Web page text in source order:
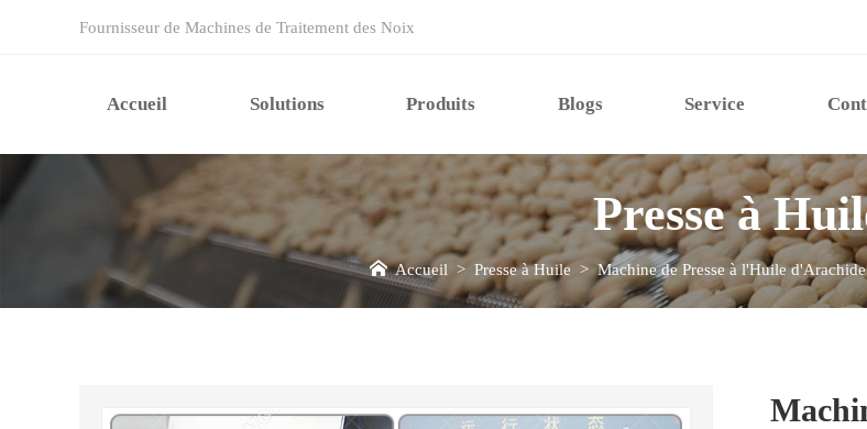
Fournisseur de Machines de Traitement des Noix
Accueil Solutions Produits Blogs Service
Presse à
Accueil > Presse à Huile> Machine de Presse à l'Huile